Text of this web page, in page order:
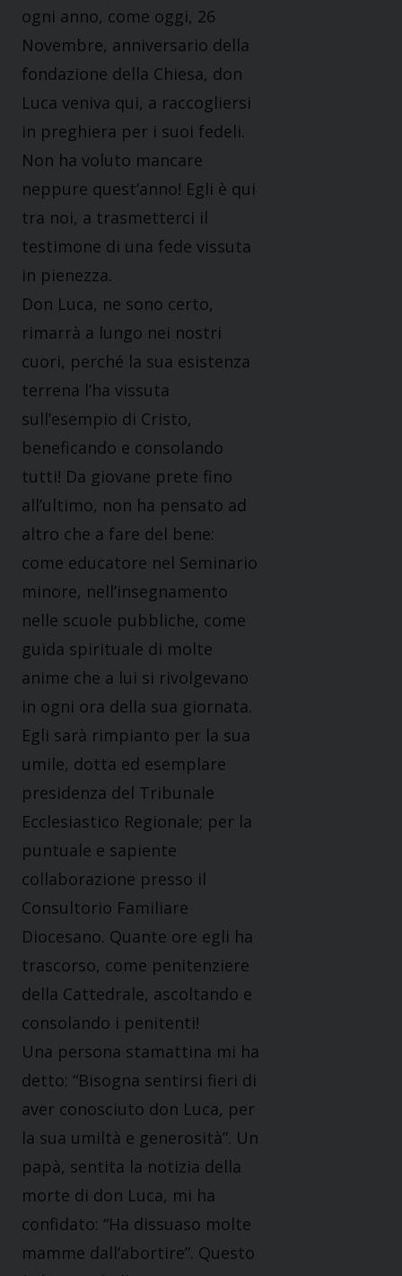
ogni anno, come oggi, 26
Novembre, anniversario della
fondazione della Chiesa, don
Luca veniva qui, a raccogliersi
in preghiera per i suoi fedeli.
Non ha voluto mancare
neppure quest’anno! Egli è qui
tra noi, a trasmetterci il
testimone di una fede vissuta
in pienezza.
Don Luca, ne sono certo,
rimarrà a lungo nei nostri
cuori, perché la sua esistenza
terrena l’ha vissuta
sull’esempio di Cristo,
beneficando e consolando
tutti! Da giovane prete fino
all’ultimo, non ha pensato ad
altro che a fare del bene:
come educatore nel Seminario
minore, nell’insegnamento
nelle scuole pubbliche, come
guida spirituale di molte
anime che a lui si rivolgevano
in ogni ora della sua giornata.
Egli sarà rimpianto per la sua
umile, dotta ed esemplare
presidenza del Tribunale
Ecclesiastico Regionale; per la
puntuale e sapiente
collaborazione presso il
Consultorio Familiare
Diocesano. Quante ore egli ha
trascorso, come penitenziere
della Cattedrale, ascoltando e
consolando i penitenti!
Una persona stamattina mi ha
detto: “Bisogna sentirsi fieri di
aver conosciuto don Luca, per
la sua umiltà e generosità”. Un
papà, sentita la notizia della
morte di don Luca, mi ha
confidato: “Ha dissuaso molte
mamme dall’abortire”. Questo